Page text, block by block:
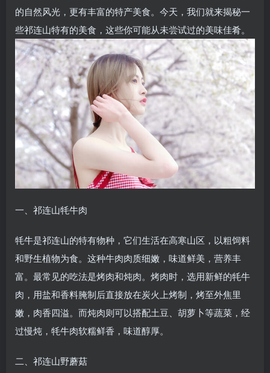
的自然风光，更有丰富的特产美食。今天，我们就来揭秘一
些祁连山特有的美食，这些你可能从未尝试过的美味佳肴。
一、祁连山牦牛肉
牦牛是祁连山的特有物种，它们生活在高寒山区，以粗饲料
和野生植物为食。这种牛肉肉质细嫩，味道鲜美，营养丰
富。最常见的吃法是烤肉和炖肉。烤肉时，选用新鲜的牦牛
肉，用盐和香料腌制后直接放在炭火上烤制，烤至外焦里
嫩，肉香四溢。而炖肉则可以搭配土豆、胡萝卜等蔬菜，经
过慢炖，牦牛肉软糯鲜香，味道醇厚。
二、祁连山野蘑菇